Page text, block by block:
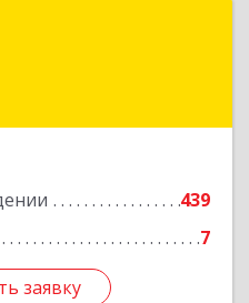
439
7
заявку
Альметьевск г, Мира
заявку